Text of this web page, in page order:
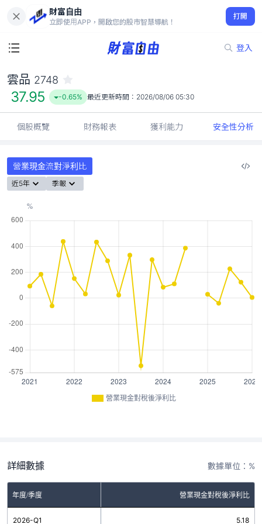
財富自由
立即使用APP，開啟您的股市智慧導航！
打開
登入
37.95
-0.65%
雲品 2748
37.95 -0.65% 最近更新時間： 2026/08/06 05:30
個股概覽 財務報表 獲利能力 安全性分析
營業現金流對淨利比
近5年 季報
營業現金對稅後淨利比
詳細數據 數據單位：%
年度/季度 營業現金對稅後淨利比
2026-Q1 5.18